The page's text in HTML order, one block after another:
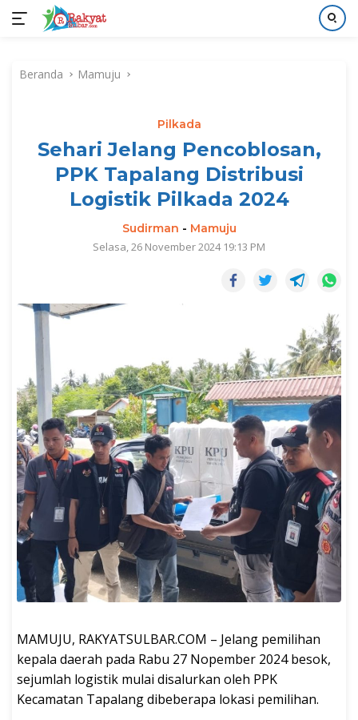
kontenBeranda Mamuju
Pilkada
Sehari Jelang Pencoblosan,
PPK Tapalang Distribusi
Logistik Pilkada 2024
Sudirman - Mamuju
Selasa, 26 November 2024 19:13 PM
MAMUJU, RAKYATSULBAR.COM – Jelang pemilihan
kepala daerah pada Rabu 27 Nopember 2024 besok,
sejumlah logistik mulai disalurkan oleh PPK
Kecamatan Tapalang dibeberapa lokasi pemilihan.